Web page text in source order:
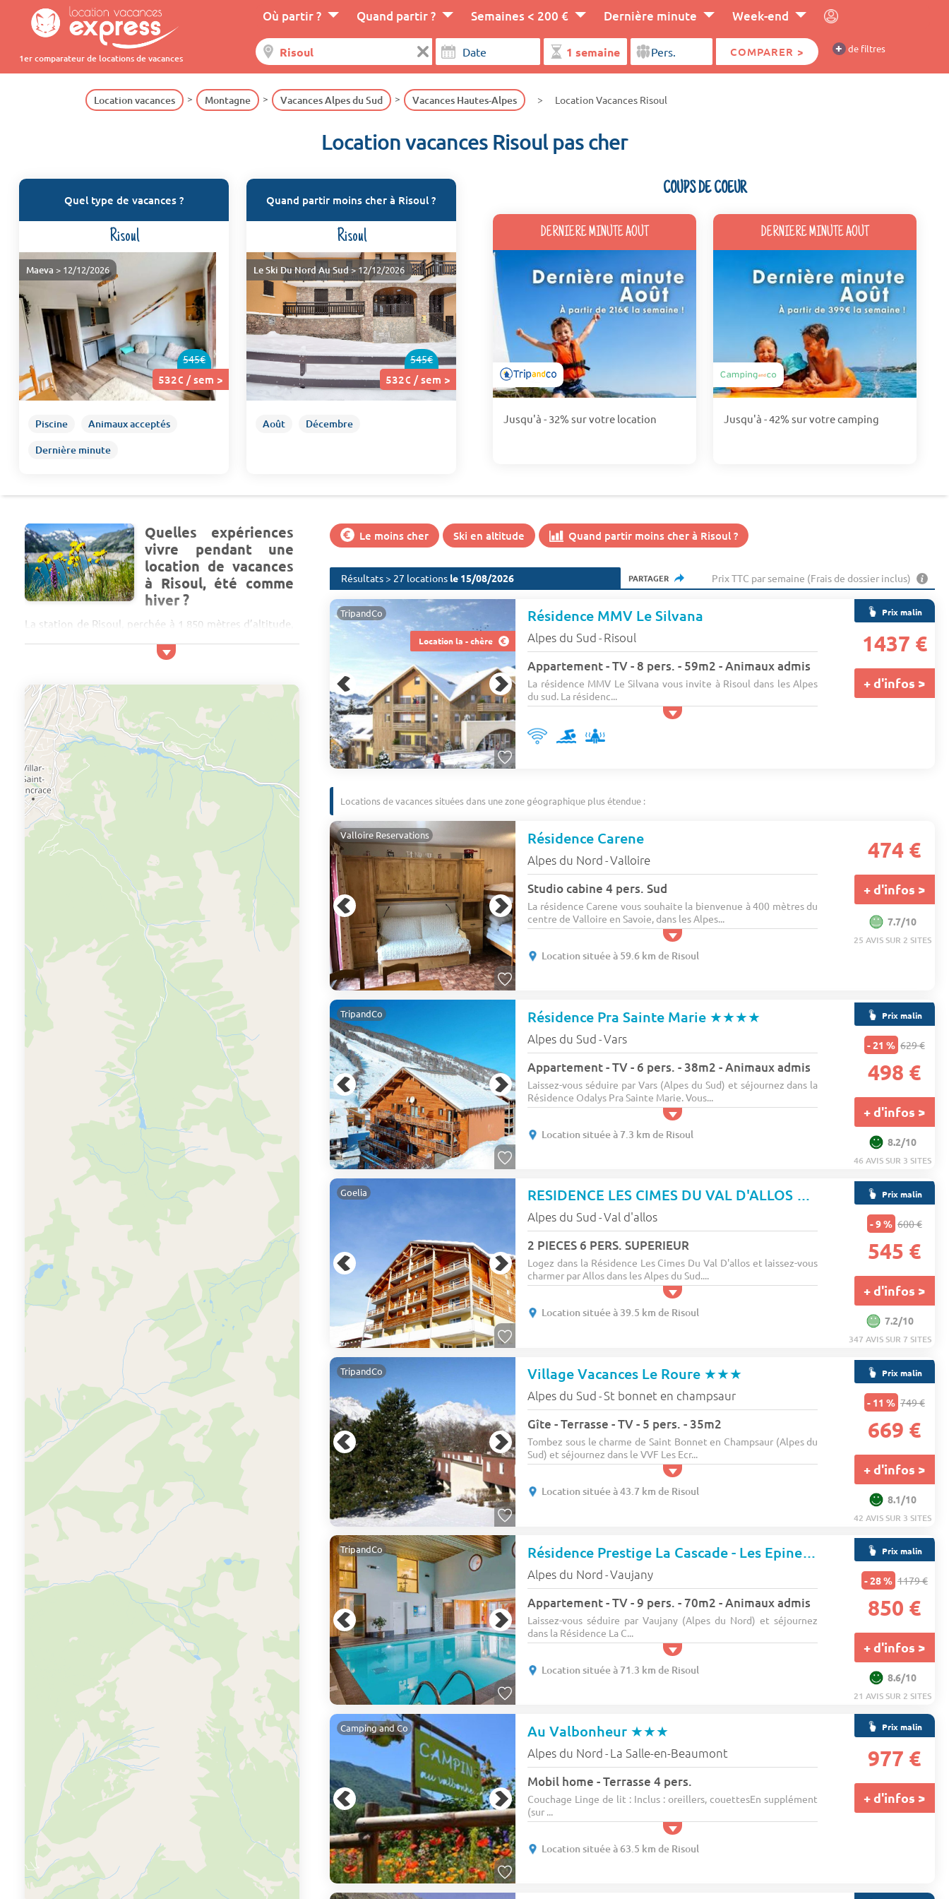
1er comparateur de locations de vacances
Où partir ? Quand partir ? Semaines < 200 € Dernière minute Week-end
COMPARER > + de filtres
Location vacances Montagne Vacances Alpes du Sud Vacances Hautes-Alpes Location Vacances Risoul
Location vacances Risoul pas cher
Quel type de vacances ?
Risoul
545€
532€ / sem >
Maeva > 12/12/2026
Piscine
Animaux acceptés
Dernière minute
Quand partir moins cher à Risoul ?
Risoul
545€
532€ / sem >
Le Ski Du Nord Au Sud> 12/12/2026
Août Décembre
COUPS DE COEUR
DERNIERE MINUTE AOUT
Jusqu'à - 32% sur votre location
DERNIERE MINUTE AOUT
Jusqu'à - 42% sur votre camping
Quelles expériences
vivre pendant une
location de vacances
à Risoul, été comme
hiver ?
La station de Risoul, perchée à 1 850 mètres d’altitude,
se trouve dans les Hautes-Alpes, entre le massif des
Écrins et le Queyras. Adossée à de majestueuses forêts
un panorama grandiose sur les sommets alpins. Reliée à
Vars par le domaine de la Forêt Blanche, Risoul est une
destination
Le moins cher Ski en altitude Quand partir moins cher à Risoul ?
Résultats > 27 locations le 15/08/2026 PARTAGER Prix TTC par semaine (Frais de dossier inclus)
Location la - chère
TripandCo Résidence MMV Le Silvana
Alpes du Sud - Risoul
Appartement - TV - 8 pers. - 59m2 - Animaux admis
La résidence MMV Le Silvana vous invite à Risoul dans les Alpes
du sud. La résidenc...
Prix malin
1437 €
+ d'infos >
Locations de vacances situées dans une zone géographique plus étendue :
Valloire Reservations Résidence Carene
Alpes du Nord -Valloire
Studio cabine 4 pers. Sud
La résidence Carene vous souhaite la bienvenue à 400 mètres du
centre de Valloire en Savoie, dans les Alpes...
Location située à 59.6 km de Risoul
474 €
+ d'infos >
7.7/10
25 AVIS SUR 2 SITES
TripandCo Résidence Pra Sainte Marie ★★★★
Alpes du Sud -Vars
Appartement - TV - 6 pers. - 38m2 - Animaux admis
Laissez-vous séduire par Vars (Alpes du Sud) et séjournez dans la
Résidence Odalys Pra Sainte Marie. Vous...
Location située à 7.3 km de Risoul
Prix malin
- 21 % 629 €
498 €
+ d'infos >
8.2/10
46 AVIS SUR 3 SITES
Goelia RESIDENCE LES CIMES DU VAL D'ALLOS
★★★
Alpes du Sud -Val d'allos
2 PIECES 6 PERS. SUPERIEUR
Logez dans la Résidence Les Cimes Du Val D'allos et laissez-vous
charmer par Allos dans les Alpes du Sud....
Location située à 39.5 km de Risoul
Prix malin
- 9 % 600 €
545 €
+ d'infos >
7.2/10
347 AVIS SUR 7 SITES
TripandCo Village Vacances Le Roure ★★★
Alpes du Sud -St bonnet en champsaur
Gîte - Terrasse - TV - 5 pers. - 35m2
Tombez sous le charme de Saint Bonnet en Champsaur (Alpes du
Sud) et séjournez dans le VVF Les Ecr...
Location située à 43.7 km de Risoul
Prix malin
- 11 % 749 €
669 €
+ d'infos >
8.1/10
42 AVIS SUR 3 SITES
TripandCo Résidence Prestige La Cascade - Les Epinettes ★★★★
Alpes du Nord -Vaujany
Appartement - TV - 9 pers. - 70m2 - Animaux admis
Laissez-vous séduire par Vaujany (Alpes du Nord) et séjournez
dans la Résidence La C...
Location située à 71.3 km de Risoul
Prix malin
- 28 % 1179 €
850 €
+ d'infos >
8.6/10
21 AVIS SUR 2 SITES
Camping and Co Au Valbonheur ★★★
Alpes du Nord - La Salle-en-Beaumont
Mobil home - Terrasse 4 pers.
Couchage Linge de lit : Inclus : oreillers, couettesEn supplément
(sur ...
Location située à 63.5 km de Risoul
Prix malin
977 €
+ d'infos >